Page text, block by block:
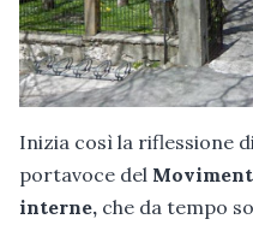
Inizia così la riflessione di
portavoce del
interne, che da tempo